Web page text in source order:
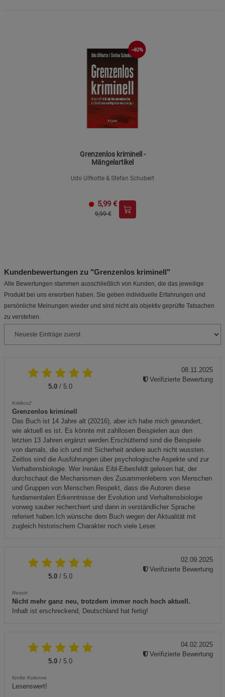
-40%
Grenzenlos kriminell -
Mängelartikel
Udo Ulfkotte & Stefan Schubert
5,99 €
9,99 €
Kundenbewertungen zu "Grenzenlos kriminell"
Alle Bewertungen stammen ausschließlich von Kunden, die das jeweilige
Produkt bei uns erworben haben. Sie geben individuelle Erfahrungen und
persönliche Meinungen wieder und sind nicht als objektiv geprüfte Tatsachen
zu verstehen.
5.0 / 5.0
Kritikos2
Grenzenlos kriminell
Das Buch ist 14 Jahre alt (20216), aber ich habe mich gewundert,
wie aktuell es ist. Es könnte mit zahllosen Beispielen aus den
letzten 13 Jahren ergänzt werden.Erschütternd sind die Beispiele
von damals, die ich und mit Sicherheit andere auch nicht wussten.
Zeitlos sind die Ausführungen über psychologische Aspekte und zur
Verhaltensbiologie. Wer Irenäus Eibl-Eibesfeldt gelesen hat, der
durchschaut die Mechanismen des Zusammenlebens von Menschen
und Gruppen von Menschen.Respekt, dass die Autoren diese
fundamentalen Erkenntnisse der Evolution und Verhaltensbiologie
vorweg sauber recherchiert und dann in verständlicher Sprache
referiert haben.Ich wünsche dem Buch wegen der Aktualität mit
zugleich historischem Charakter noch viele Leser.
08.11.2025
Verifizierte Bewertung
5.0 / 5.0
Reisch
Nicht mehr ganz neu, trotzdem immer noch hoch aktuell.
Inhalt ist erschreckend, Deutschland hat fertig!
02.09.2025
Verifizierte Bewertung
5.0 / 5.0
fünfte Kolonne
Lesenswert!
04.02.2025
Verifizierte Bewertung